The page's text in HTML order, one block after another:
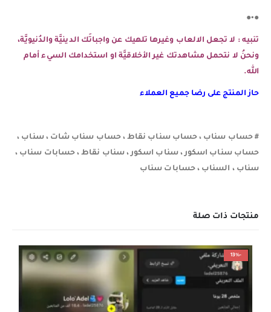
●•●
تنبيه : لا تجعل الالعاب وغيرها تلهيك عن واجباتَك الدينيَّة والدُنيويَّة،
ونحنُ لا نتحمل مشاهدتك غير الأخلاقيَّة او استخدامك السيء أمام
الله.
حاز المنتج على رضا جميع العملاء
# حساب سناب ، حساب سناب نقاط ، حساب سناب شات ، سناب ،
حساب سناب اسكور ، سناب اسكور ، سناب نقاط ، حسابات سناب ،
سناب ، السناب ، حسابات سناب
منتجات ذات صلة
-13%